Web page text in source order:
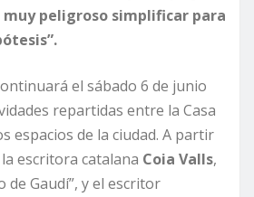
peligroso simplificar para
el sábado 6 de junio
repartidas entre la Casa
espacios de la ciudad. A partir
escritora catalana Coia Valls,
de Gaudí”, y el escritor